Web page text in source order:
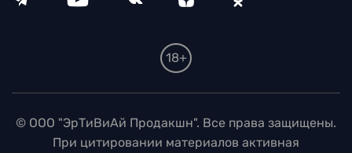
18+
© ООО "ЭрТиВиАй Продакшн". Все права защищены.
При цитировании материалов активная